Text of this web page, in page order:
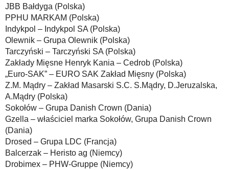
JBB Bałdyga (Polska)
PPHU MARKAM (Polska)
Indykpol – Indykpol SA (Polska)
Olewnik – Grupa Olewnik (Polska)
Tarczyński – Tarczyński SA (Polska)
Zakłady Mięsne Henryk Kania – Cedrob (Polska)
„Euro-SAK” – EURO SAK Zakład Mięsny (Polska)
Z.M. Mądry – Zakład Masarski S.C. S.Mądry, D.Jeruzalska,
A.Mądry (Polska)
Sokołów – Grupa Danish Crown (Dania)
Gzella – właściciel marka Sokołów, Grupa Danish Crown
(Dania)
Drosed – Grupa LDC (Francja)
Balcerzak – Heristo ag (Niemcy)
Drobimex – PHW-Gruppe (Niemcy)